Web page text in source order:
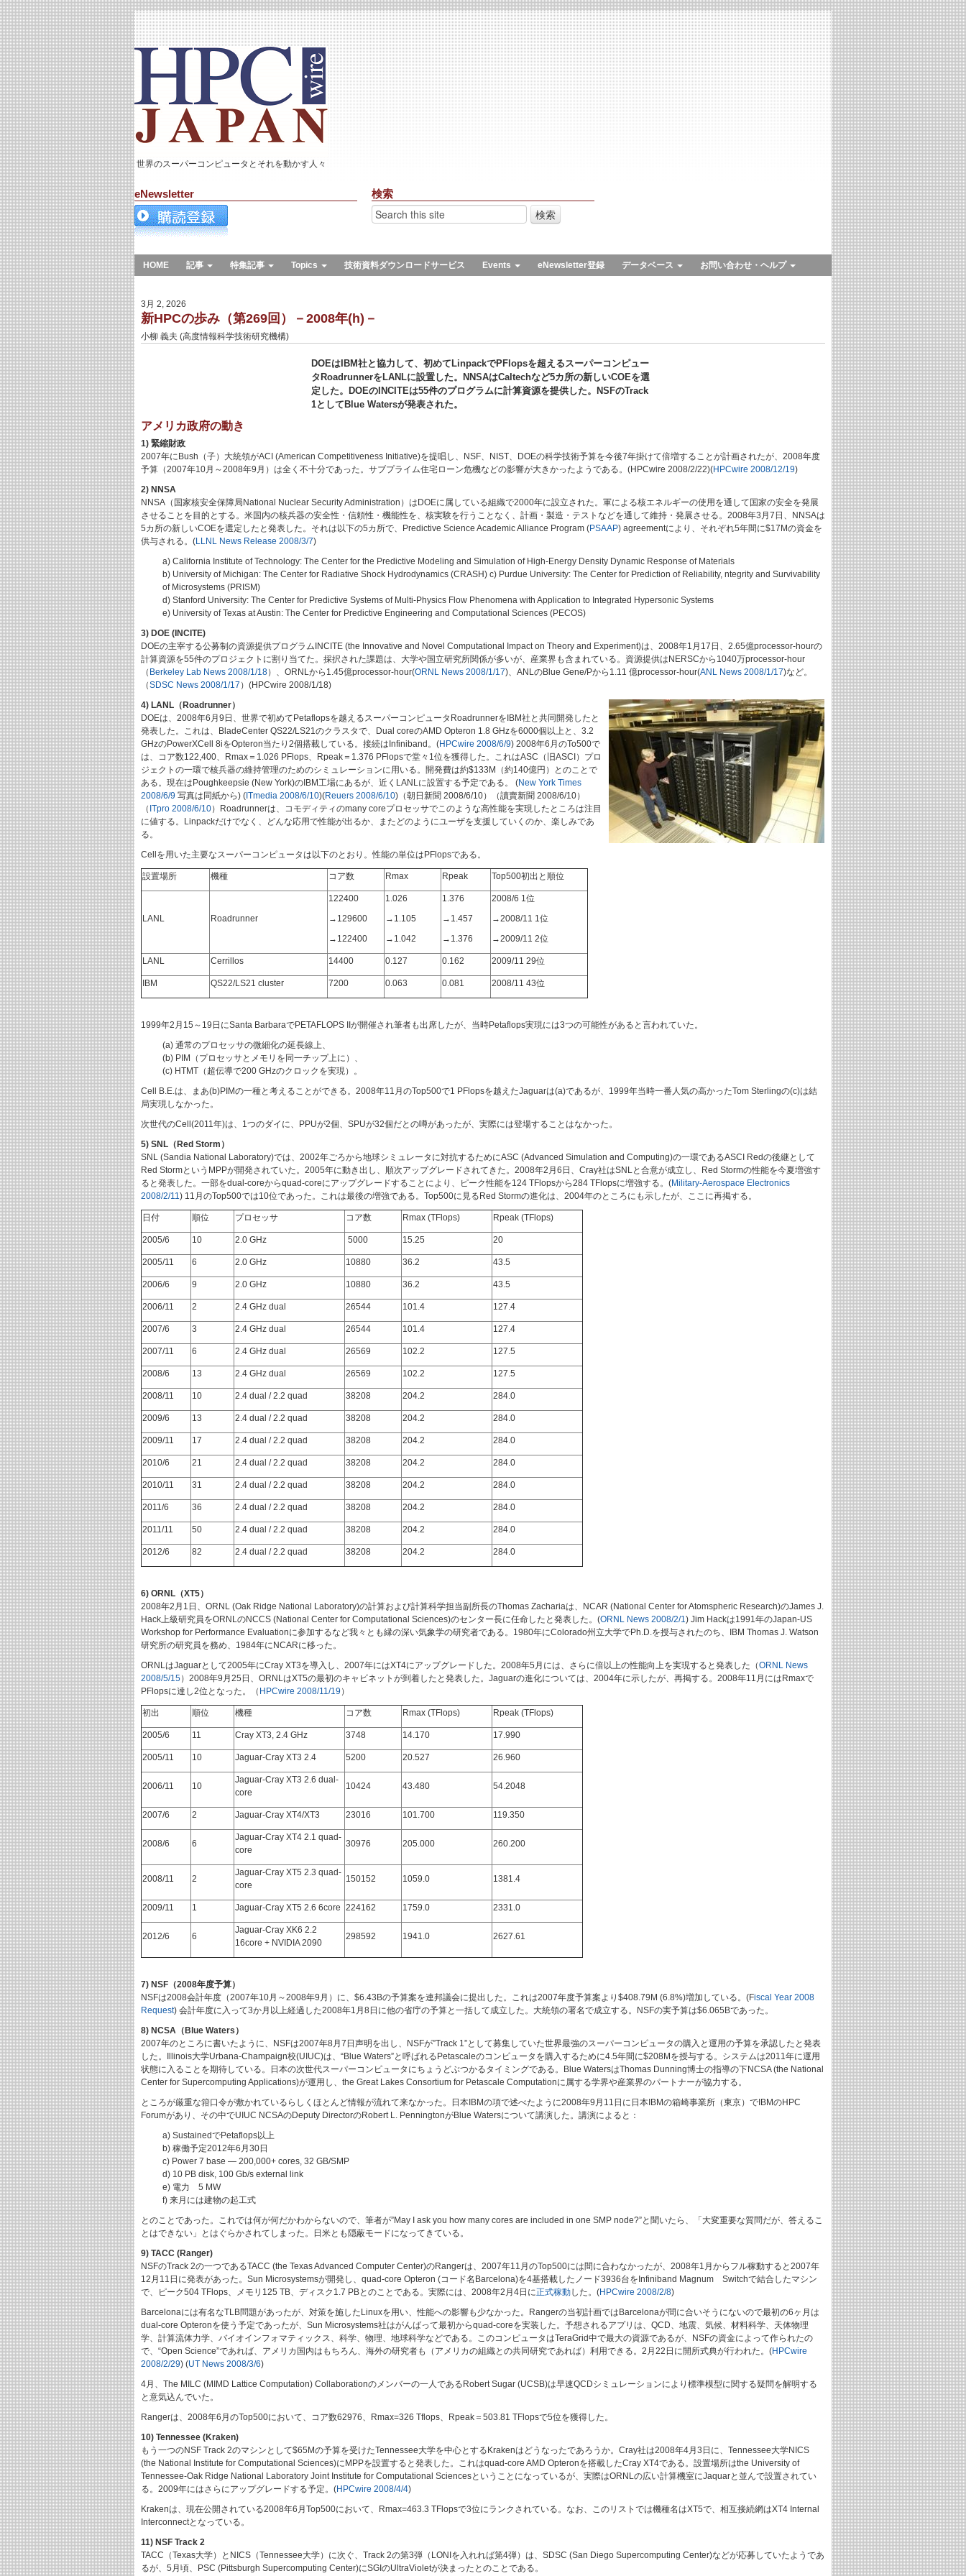
世界のスーパーコンピュータとそれを動かす人々
eNewsletter 検索
HOME 記事 特集記事 Topics 技術資料ダウンロードサービス Events eNewsletter登録 データベース お問い合わせ・ヘルプ
3月 2, 2026
新HPCの歩み（第269回）－2008年(h)－
小柳 義夫 (高度情報科学技術研究機構)
DOEはIBM社と協力して、初めてLinpackでPFlopsを超えるスーパーコンピュー
タRoadrunnerをLANLに設置した。NNSAはCaltechなど5カ所の新しいCOEを選
定した。DOEのINCITEは55件のプログラムに計算資源を提供した。NSFのTrack
1としてBlue Watersが発表された。
アメリカ政府の動き
1) 緊縮財政
2007年にBush（子）大統領がACI (American Competitiveness Initiative)を提唱し、NSF、NIST、DOEの科学技術予算を今後7年掛けて倍増することが計画されたが、2008年度
予算（2007年10月～2008年9月）は全く不十分であった。サブプライム住宅ローン危機などの影響が大きかったようである。(HPCwire 2008/2/22)(HPCwire 2008/12/19)
2) NNSA
NNSA（国家核安全保障局National Nuclear Security Administration）はDOEに属している組織で2000年に設立された。軍による核エネルギーの使用を通して国家の安全を発展
させることを目的とする。米国内の核兵器の安全性・信頼性・機能性を、核実験を行うことなく、計画・製造・テストなどを通して維持・発展させる。2008年3月7日、NNSAは
5カ所の新しいCOEを選定したと発表した。それは以下の5カ所で、Predictive Science Academic Alliance Program (PSAAP) agreementにより、それぞれ5年間に$17Mの資金を
供与される。(LLNL News Release 2008/3/7)
a) California Institute of Technology: The Center for the Predictive Modeling and Simulation of High-Energy Density Dynamic Response of Materials
b) University of Michigan: The Center for Radiative Shock Hydrodynamics (CRASH) c) Purdue University: The Center for Prediction of Reliability, ntegrity and Survivability
of Microsystems (PRISM)
d) Stanford University: The Center for Predictive Systems of Multi-Physics Flow Phenomena with Application to Integrated Hypersonic Systems
e) University of Texas at Austin: The Center for Predictive Engineering and Computational Sciences (PECOS)
3) DOE (INCITE)
DOEの主宰する公募制の資源提供プログラムINCITE (the Innovative and Novel Computational Impact on Theory and Experiment)は、2008年1月17日、2.65億processor-hourの
計算資源を55件のプロジェクトに割り当てた。採択された課題は、大学や国立研究所関係が多いが、産業界も含まれている。資源提供はNERSCから1040万processor-hour
（ Berkeley Lab News 2008/1/18）、ORNLから1.45億processor-hour(ORNL News 2008/1/17)、ANLのBlue Gene/Pから1.11 億processor-hour(ANL News 2008/1/17)など。
（SDSC News 2008/1/17 ）(HPCwire 2008/1/18)
4) LANL（Roadrunner）
DOEは、2008年6月9日、世界で初めてPetaflopsを越えるスーパーコンピュータRoadrunnerをIBM社と共同開発したと
発表した。これは、BladeCenter QS22/LS21のクラスタで、Dual coreのAMD Opteron 1.8 GHzを6000個以上と、3.2
GHzのPowerXCell 8iをOpteron当たり2個搭載している。接続はInfiniband。(HPCwire 2008/6/9) 2008年6月のTo500で
は、コア数122,400、Rmax＝1.026 PFlops、Rpeak＝1.376 PFlopsで堂々1位を獲得した。これはASC（旧ASCI）プロ
ジェクトの一環で核兵器の維持管理のためのシミュレーションに用いる。開発費は約$133M（約140億円）とのことで
ある。現在はPoughkeepsie (New York)のIBM工場にあるが、近くLANLに設置する予定である。 (New York Times
2008/6/9 写真は同紙から) (ITmedia 2008/6/10)(Reuers 2008/6/10)（朝日新聞 2008/6/10）（讀賣新聞 2008/6/10）
（ ITpro 2008/6/10）Roadrunnerは、コモディティのmany coreプロセッサでこのような高性能を実現したところは注目
に値する。Linpackだけでなく、どんな応用で性能が出るか、またどのようにユーザを支援していくのか、楽しみであ
る。
Cellを用いた主要なスーパーコンピュータは以下のとおり。性能の単位はPFlopsである。
設置場所 機種 コア数 Rmax Rpeak Top500初出と順位
LANL Roadrunner
122400
→129600
→122400
1.026
→1.105
→1.042
1.376
→1.457
→1.376
2008/6 1位
→2008/11 1位
→2009/11 2位
LANL Cerrillos 14400 0.127 0.162 2009/11 29位
IBM QS22/LS21 cluster 7200 0.063 0.081 2008/11 43位
1999年2月15～19日にSanta BarbaraでPETAFLOPS IIが開催され筆者も出席したが、当時Petaflops実現には3つの可能性があると言われていた。
(a) 通常のプロセッサの微細化の延長線上、
(b) PIM（プロセッサとメモリを同一チップ上に）、
(c) HTMT（超伝導で200 GHzのクロックを実現）。
Cell B.E.は、まあ(b)PIMの一種と考えることができる。2008年11月のTop500で1 PFlopsを越えたJaguarは(a)であるが、1999年当時一番人気の高かったTom Sterlingの(c)は結
局実現しなかった。
次世代のCell(2011年)は、1つのダイに、PPUが2個、SPUが32個だとの噂があったが、実際には登場することはなかった。
5) SNL（Red Storm）
SNL (Sandia National Laboratory)では、2002年ごろから地球シミュレータに対抗するためにASC (Advanced Simulation and Computing)の一環であるASCI Redの後継として
Red StormというMPPが開発されていた。2005年に動き出し、順次アップグレードされてきた。2008年2月6日、Cray社はSNLと合意が成立し、Red Stormの性能を今夏増強す
ると発表した。一部をdual-coreからquad-coreにアップグレードすることにより、ピーク性能を124 TFlopsから284 TFlopsに増強する。(Military-Aerospace Electronics
2008/2/11) 11月のTop500では10位であった。これは最後の増強である。Top500に見るRed Stormの進化は、2004年のところにも示したが、ここに再掲する。
日付 順位 プロセッサ コア数 Rmax (TFlops) Rpeak (TFlops)
2005/6 10 2.0 GHz 5000 15.25 20
2005/11 6 2.0 GHz 10880 36.2 43.5
2006/6 9 2.0 GHz 10880 36.2 43.5
2006/11 2 2.4 GHz dual 26544 101.4 127.4
2007/6 3 2.4 GHz dual 26544 101.4 127.4
2007/11 6 2.4 GHz dual 26569 102.2 127.5
2008/6 13 2.4 GHz dual 26569 102.2 127.5
2008/11 10 2.4 dual / 2.2 quad 38208 204.2 284.0
2009/6 13 2.4 dual / 2.2 quad 38208 204.2 284.0
2009/11 17 2.4 dual / 2.2 quad 38208 204.2 284.0
2010/6 21 2.4 dual / 2.2 quad 38208 204.2 284.0
2010/11 31 2.4 dual / 2.2 quad 38208 204.2 284.0
2011/6 36 2.4 dual / 2.2 quad 38208 204.2 284.0
2011/11 50 2.4 dual / 2.2 quad 38208 204.2 284.0
2012/6 82 2.4 dual / 2.2 quad 38208 204.2 284.0
6) ORNL（XT5）
2008年2月1日、ORNL (Oak Ridge National Laboratory)の計算および計算科学担当副所長のThomas Zachariaは、NCAR (National Center for Atomspheric Research)のJames J.
Hack上級研究員をORNLのNCCS (National Center for Computational Sciences)のセンター長に任命したと発表した。(ORNL News 2008/2/1) Jim Hackは1991年のJapan-US
Workshop for Performance Evaluationに参加するなど我々とも縁の深い気象学の研究者である。1980年にColorado州立大学でPh.D.を授与されたのち、IBM Thomas J. Watson
研究所の研究員を務め、1984年にNCARに移った。
ORNLはJaguarとして2005年にCray XT3を導入し、2007年にはXT4にアップグレードした。2008年5月には、さらに倍以上の性能向上を実現すると発表した（ORNL News
2008/5/15）2008年9月25日、ORNLはXT5の最初のキャビネットが到着したと発表した。Jaguarの進化については、2004年に示したが、再掲する。2008年11月にはRmaxで
PFlopsに達し2位となった。（ HPCwire 2008/11/19 ）
初出 順位 機種 コア数 Rmax (TFlops) Rpeak (TFlops)
2005/6 11 Cray XT3, 2.4 GHz 3748 14.170 17.990
2005/11 10 Jaguar-Cray XT3 2.4 5200 20.527 26.960
2006/11 10
Jaguar-Cray XT3 2.6 dual-
core
10424 43.480 54.2048
2007/6 2 Jaguar-Cray XT4/XT3 23016 101.700 119.350
2008/6 6
Jaguar-Cray XT4 2.1 quad-
core
30976 205.000 260.200
2008/11 2
Jaguar-Cray XT5 2.3 quad-
core
150152 1059.0 1381.4
2009/11 1 Jaguar-Cray XT5 2.6 6core 224162 1759.0 2331.0
2012/6 6
Jaguar-Cray XK6 2.2
16core + NVIDIA 2090
298592 1941.0 2627.61
7) NSF（2008年度予算）
NSFは2008会計年度（2007年10月～2008年9月）に、$6.43Bの予算案を連邦議会に提出した。これは2007年度予算案より$408.79M (6.8%)増加している。(Fiscal Year 2008
Request) 会計年度に入って3か月以上経過した2008年1月8日に他の省庁の予算と一括して成立した。大統領の署名で成立する。NSFの実予算は$6.065Bであった。
8) NCSA（Blue Waters）
2007年のところに書いたように、NSFは2007年8月7日声明を出し、NSFが”Track 1”として募集していた世界最強のスーパーコンピュータの購入と運用の予算を承認したと発表
した。Illinois大学Urbana-Champaign校(UIUC)は、“Blue Waters”と呼ばれるPetascaleのコンピュータを購入するために4.5年間に$208Mを授与する。システムは2011年に運用
状態に入ることを期待している。日本の次世代スーパーコンピュータにちょうどぶつかるタイミングである。Blue WatersはThomas Dunning博士の指導の下NCSA (the National
Center for Supercomputing Applications)が運用し、the Great Lakes Consortium for Petascale Computationに属する学界や産業界のパートナーが協力する。
ところが厳重な箝口令が敷かれているらしくほとんど情報が流れて来なかった。日本IBMの項で述べたように2008年9月11日に日本IBMの箱崎事業所（東京）でIBMのHPC
Forumがあり、その中でUIUC NCSAのDeputy DirectorのRobert L. PenningtonがBlue Watersについて講演した。講演によると：
a) SustainedでPetaflops以上
b) 稼働予定2012年6月30日
c) Power 7 base — 200,000+ cores, 32 GB/SMP
d) 10 PB disk, 100 Gb/s external link
e) 電力 5 MW
f) 来月には建物の起工式
とのことであった。これでは何が何だかわからないので、筆者が”May I ask you how many cores are included in one SMP node?”と聞いたら、「大変重要な質問だが、答えるこ
とはできない」とはぐらかされてしまった。日米とも隠蔽モードになってきている。
9) TACC (Ranger)
NSFのTrack 2の一つであるTACC (the Texas Advanced Computer Center)のRangerは、2007年11月のTop500には間に合わなかったが、2008年1月からフル稼動すると2007年
12月11日に発表があった。Sun Microsystemsが開発し、quad-core Opteron (コード名Barcelona)を4基搭載したノード3936台をInfiniband Magnum Switchで結合したマシン
で、ピーク504 TFlops、メモリ125 TB、ディスク1.7 PBとのことである。実際には、2008年2月4日に正式稼動した。(HPCwire 2008/2/8)
Barcelonaには有名なTLB問題があったが、対策を施したLinuxを用い、性能への影響も少なかった。Rangerの当初計画ではBarcelonaが間に合いそうにないので最初の6ヶ月は
dual-core Opteronを使う予定であったが、Sun Microsystems社はがんばって最初からquad-coreを実装した。予想されるアプリは、QCD、地震、気候、材料科学、天体物理
学、計算流体力学、バイオインフォマティックス、科学、物理、地球科学などである。このコンピュータはTeraGrid中で最大の資源であるが、NSFの資金によって作られたの
で、“Open Science”であれば、アメリカ国内はもちろん、海外の研究者も（アメリカの組織との共同研究であれば）利用できる。2月22日に開所式典が行われた。(HPCwire
2008/2/29) (UT News 2008/3/6)
4月、The MILC (MIMD Lattice Computation) Collaborationのメンバーの一人であるRobert Sugar (UCSB)は早速QCDシミュレーションにより標準模型に関する疑問を解明する
と意気込んでいた。
Rangerは、2008年6月のTop500において、コア数62976、Rmax=326 Tflops、Rpeak＝503.81 TFlopsで5位を獲得した。
10) Tennessee (Kraken)
もう一つのNSF Track 2のマシンとして$65Mの予算を受けたTennessee大学を中心とするKrakenはどうなったであろうか。Cray社は2008年4月3日に、Tennessee大学NICS
(the National Institute for Computational Sciences)にMPPを設置すると発表した。これはquad-core AMD Opteronを搭載したCray XT4である。設置場所はthe University of
Tennessee-Oak Ridge National Laboratory Joint Institute for Computational Sciencesということになっているが、実際はORNLの広い計算機室にJaquarと並んで設置されてい
る。2009年にはさらにアップグレードする予定。(HPCwire 2008/4/4)
Krakenは、現在公開されている2008年6月Top500において、Rmax=463.3 TFlopsで3位にランクされている。なお、このリストでは機種名はXT5で、相互接続網はXT4 Internal
Interconnectとなっている。
11) NSF Track 2
TACC（Texas大学）とNICS（Tennessee大学）に次ぐ、Track 2の第3弾（LONIを入れれば第4弾）は、SDSC (San Diego Supercomputing Center)などが応募していたようであ
るが、5月頃、PSC (Pittsburgh Supercomputing Center)にSGIのUltraVioletが決まったとのことである。